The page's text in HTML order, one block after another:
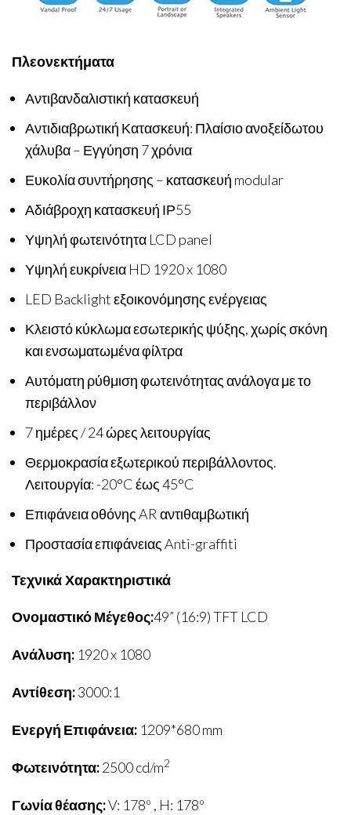
Πλεονεκτήματα
Αντιβανδαλιστική κατασκευή
Αντιδιαβρωτική Κατασκευή: Πλαίσιο ανοξείδωτου
χάλυβα – Εγγύηση 7 χρόνια
Ευκολία συντήρησης – κατασκευή modular
Αδιάβροχη κατασκευή ΙΡ55
Υψηλή φωτεινότητα LCD panel
Υψηλή ευκρίνεια HD 1920 x 1080
LED Backlight εξοικονόμησης ενέργειας
Κλειστό κύκλωμα εσωτερικής ψύξης, χωρίς σκόνη
και ενσωματωμένα φίλτρα
Αυτόματη ρύθμιση φωτεινότητας ανάλογα με το
περιβάλλον
7 ημέρες / 24 ώρες λειτουργίας
Θερμοκρασία εξωτερικού περιβάλλοντος.
Λειτουργία: -20°C έως 45°C
Επιφάνεια οθόνης AR αντιθαμβωτική
Προστασία επιφάνειας Anti-graffiti
Τεχνικά Χαρακτηριστικά
Ονομαστικό Μέγεθος:49” (16:9) TFT LCD
Ανάλυση: 1920 x 1080
Αντίθεση:3000:1
Ενεργή Επιφάνεια: 1209*680 mm
Φωτεινότητα:2500 cd/m2
Γωνία θέασης:V: 178º , H: 178º